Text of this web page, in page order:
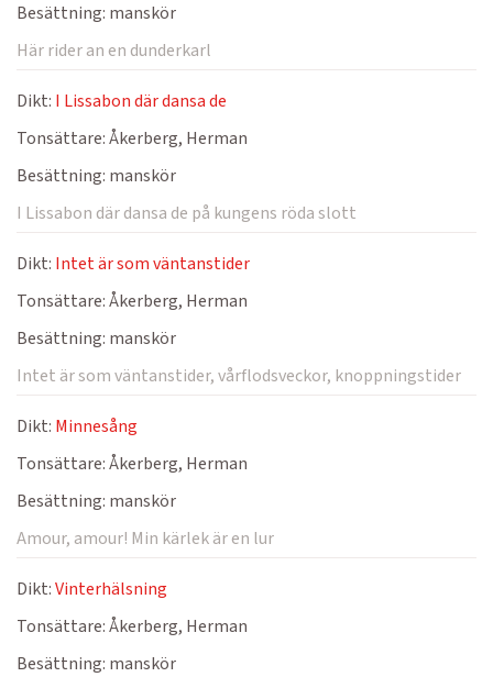
Besättning: manskör
Här rider an en dunderkarl
Dikt: I Lissabon där dansa de
Tonsättare:Åkerberg, Herman
Besättning: manskör
I Lissabon där dansa de på kungens röda slott
Dikt: Intet är som väntanstider
Tonsättare:Åkerberg, Herman
Besättning: manskör
Intet är som väntanstider, vårflodsveckor, knoppningstider
Dikt: Minnesång
Tonsättare:Åkerberg, Herman
Besättning: manskör
Amour, amour! Min kärlek är en lur
Dikt:Vinterhälsning
Tonsättare:Åkerberg, Herman
Besättning: manskör